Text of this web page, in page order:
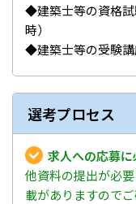
◆建築士等の資格
時）
◆建築士等の受験講
選考プロセス
求人への応募に
他資料の提出が必
載がありますのでご